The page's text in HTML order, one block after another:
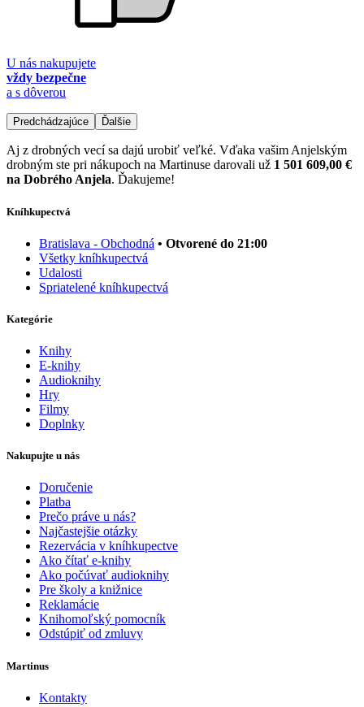
U nás nakupujete
vždy bezpečne
a s dôverou
Predchádzajúce Ďalšie
Aj z drobných vecí sa dajú urobiť veľké. Vďaka vašim Anjelským
drobným ste pri nákupoch na Martinuse darovali už 1 501 609,00 €
na Dobrého Anjela. Ďakujeme!
Kníhkupectvá
Bratislava - Obchodná • Otvorené do 21:00
Všetky kníhkupectvá
Udalosti
Spriatelené kníhkupectvá
Kategórie
Knihy
E-knihy
Audioknihy
Hry
Filmy
Doplnky
Nakupujte u nás
Doručenie
Platba
Prečo práve u nás?
Najčastejšie otázky
Rezervácia v kníhkupectve
Ako čítať e-knihy
Ako počúvať audioknihy
Pre školy a knižnice
Reklamácie
Knihomoľský pomocník
Odstúpiť od zmluvy
Martinus
Kontakty